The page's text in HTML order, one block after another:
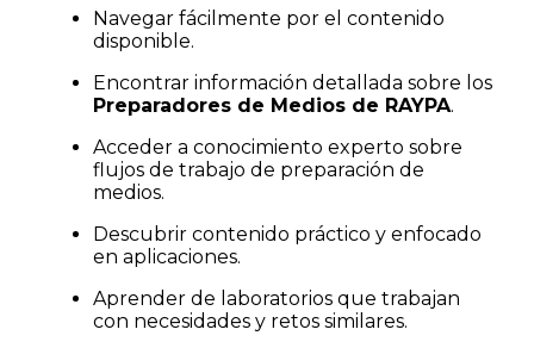
Navegar fácilmente por el contenido
disponible.
Encontrar información detallada sobre los
Preparadores de Medios de RAYPA.
Acceder a conocimiento experto sobre
flujos de trabajo de preparación de
medios.
Descubrir contenido práctico y enfocado
en aplicaciones.
Aprender de laboratorios que trabajan
con necesidades y retos similares.